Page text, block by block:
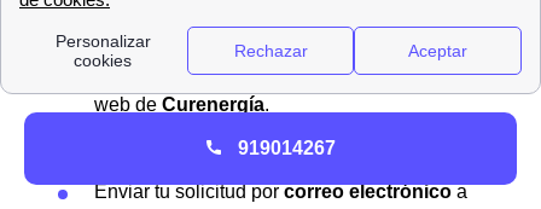
presentar tu solicitud. Puedes optar por:
Completar elformulario onlineen la página
web de Curenergía.
Enviar tu solicitud porcorreo electrónicoa
919014267